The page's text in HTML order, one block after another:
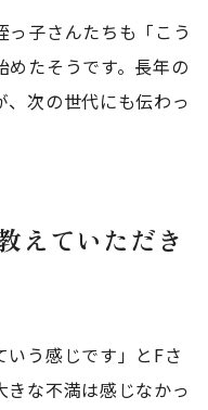
っ子さんたちも「こう
めたそうです。長年の
次の世代にも伝わっ
えていただき
う感じです」とFさ
な不満は感じなかっ